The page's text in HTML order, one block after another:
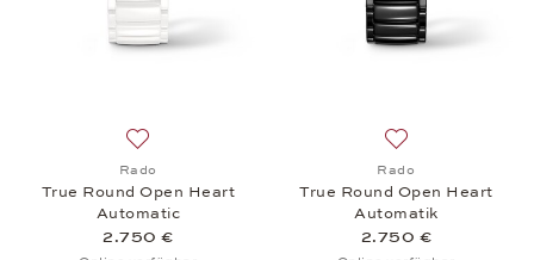
Rado
True Round Open Heart
Automatic
2.750 €
Rado
True Round Open Heart
Automatik
2.750 €